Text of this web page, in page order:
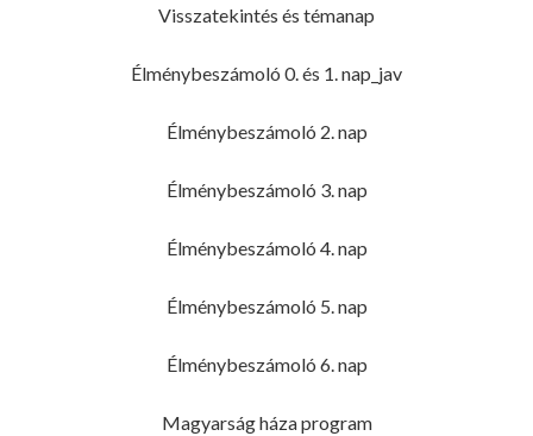
Visszatekintés és témanap
Élménybeszámoló 0. és 1. nap_jav
Élménybeszámoló 2. nap
Élménybeszámoló 3. nap
Élménybeszámoló 4. nap
Élménybeszámoló 5. nap
Élménybeszámoló 6. nap
Magyarság háza program